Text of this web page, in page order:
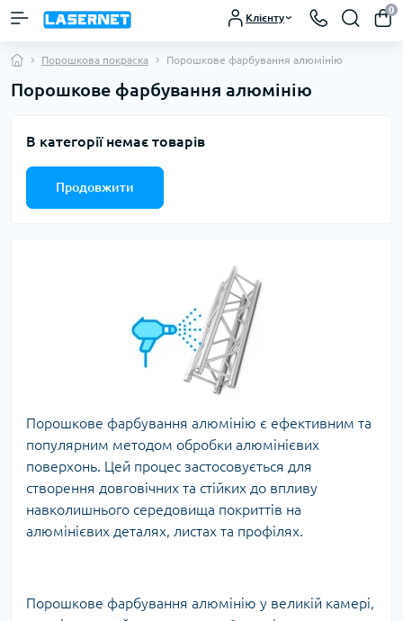
Клієнту
0
Порошкова покраска Порошкове фарбування алюмінію
Порошкове фарбування алюмінію
В категорії немає товарів
Продовжити
Порошкове фарбування алюмінію є ефективним та
популярним методом обробки алюмінієвих
поверхонь. Цей процес застосовується для
створення довговічних та стійких до впливу
навколишнього середовища покриттів на
алюмінієвих деталях, листах та профілях.
Порошкове фарбування алюмінію у великій камері,